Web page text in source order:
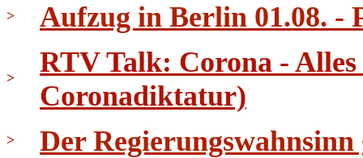
> Aufzug in Berlin 01.08. -
>
RTV Talk: Corona -
Coronadiktatur)
> Der